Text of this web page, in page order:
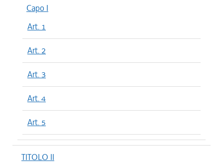
Capo I
Art. 1
Art. 2
Art. 3
Art. 4
Art. 5
TITOLO II